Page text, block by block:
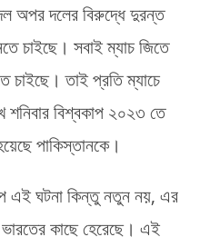
অপর দলের বিরুদ্ধে দুরন্ত
চাইছে। সবাই ম্যাচ জিতে
চাইছে। তাই প্রতি ম্যাচে
বিশ্বকাপ ২০২৩ তে
পাকিস্তানকে।
এই ঘটনা কিন্তু নতুন নয়, এর
কাছে হেরেছে। এই